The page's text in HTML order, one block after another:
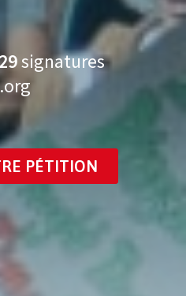
signatures
PÉTITION